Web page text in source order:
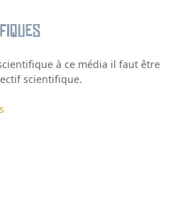
à ce média il faut être
scientifique.